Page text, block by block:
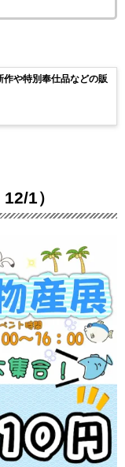
や特別奉仕品などの販
1）